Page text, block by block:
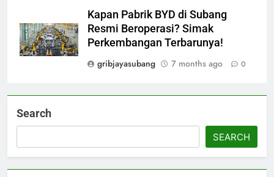
Kapan Pabrik BYD di Subang
Resmi Beroperasi? Simak
Perkembangan Terbarunya!
gribjayasubang
7 months ago 0
Search
SEARCH